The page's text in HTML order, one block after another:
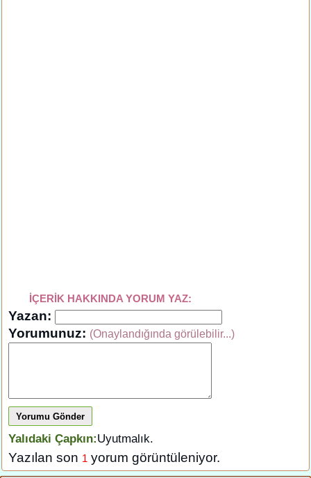
İÇERİK HAKKINDA YORUM YAZ:
Yazan:
Yorumunuz: (Onaylandığında görülebilir...)
Yorumu Gönder
Yalıdaki Çapkın:Uyutmalık.
Yazılan son 1 yorum görüntüleniyor.